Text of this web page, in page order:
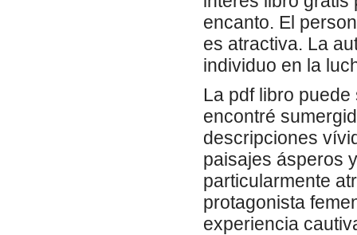
encanto. El
es atractiva. La
individuo en la
La pdf libro
encontré
descripciones
paisajes ásperos
particularmente
protagonista
experiencia